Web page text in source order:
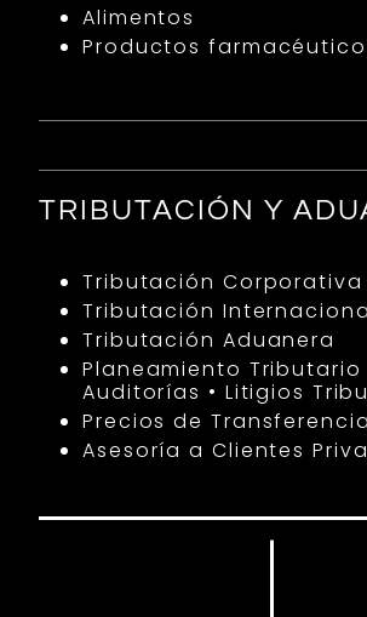
Alimentos
Productos
TRIBUTACIÓN Y
Tributación Corporativa
Tributación
Tributación Aduanera
Planeamiento Tributario
Auditorías • Litigios
Precios de Transferencia
Asesoría a Clientes